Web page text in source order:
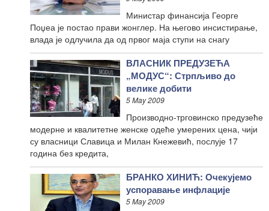
Министар финансија Георге
Поџеа је постао прави жонглер. На његово инсистирање,
влада је одлучила да од првог маја ступи на снагу
ВЛАСНИК ПРЕДУЗЕЋА
„МОДУС“: Стрпљиво до
велике добити
5 May 2009
Производно-трговинско предузеће
модерне и квалитетне женске одеће умерених цена, чији
су власници Славица и Милан Кнежевић, послује 17
година без кредита,
БРАНКО ХИНИЋ: Очекујемо
успоравање инфлације
5 May 2009